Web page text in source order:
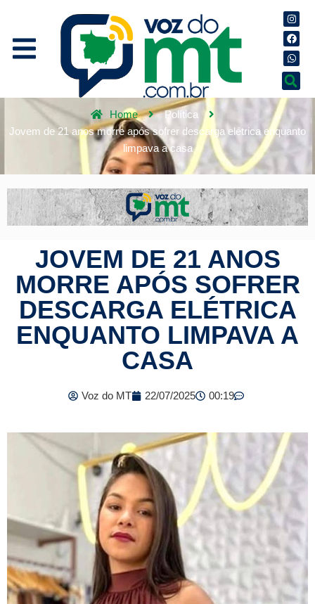
Home
Política
Jovem de 21 anos morre após sofrer descarga elétrica enquanto
limpava a casa
JOVEM DE 21 ANOS
MORRE APÓS SOFRER
DESCARGA ELÉTRICA
ENQUANTO LIMPAVA A
CASA
Voz do MT 22/07/2025 00:19